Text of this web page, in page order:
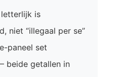
letterlijk is
niet “illegaal per se”
paneel set
beide getallen in